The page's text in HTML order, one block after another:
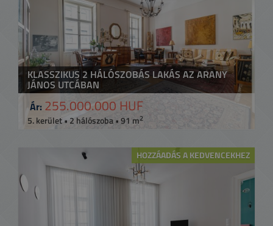
KLASSZIKUS 2 HÁLÓSZOBÁS LAKÁS AZ ARANY
JÁNOS UTCÁBAN
Ár: 255.000.000 HUF
5. kerület • 2 hálószoba • 91 m2
HOZZÁADÁS A KEDVENCEKHEZ